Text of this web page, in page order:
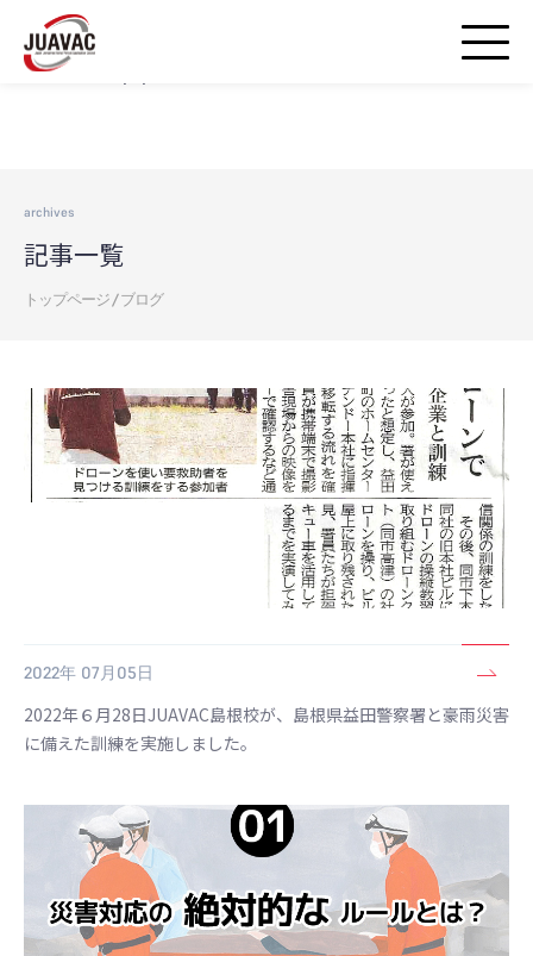
Warning: strpos() expects parameter 1 to be string, array given in
/home/airds/juavac-droneschool.jp/public_html/wp-
includes/blocks.php
archives
記事一覧
トップページ/ブログ
2022年 07月05日
2022年６月28日JUAVAC島根校が、島根県益田警察署と豪雨災害
に備えた訓練を実施しました。